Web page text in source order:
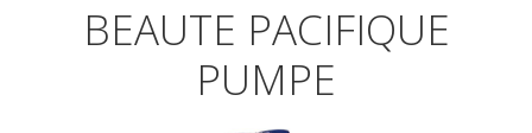
BEAUTE PACIFIQUE
PUMPE